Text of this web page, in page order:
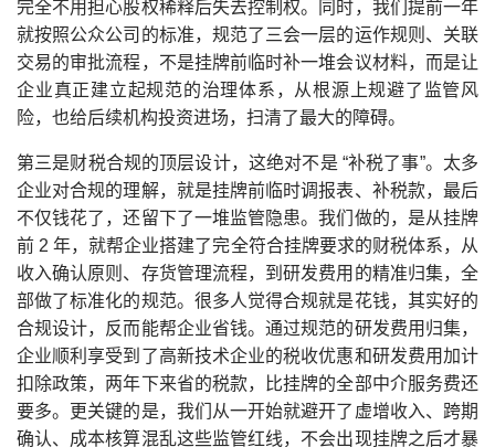
完全不用担心股权稀释后失去控制权。同时，我们提前一年
就按照公众公司的标准，规范了三会一层的运作规则、关联
交易的审批流程，不是挂牌前临时补一堆会议材料，而是让
企业真正建立起规范的治理体系，从根源上规避了监管风
险，也给后续机构投资进场，扫清了最大的障碍。
第三是财税合规的顶层设计，这绝对不是 “补税了事”。太多
企业对合规的理解，就是挂牌前临时调报表、补税款，最后
不仅钱花了，还留下了一堆监管隐患。我们做的，是从挂牌
前 2 年，就帮企业搭建了完全符合挂牌要求的财税体系，从
收入确认原则、存货管理流程，到研发费用的精准归集，全
部做了标准化的规范。很多人觉得合规就是花钱，其实好的
合规设计，反而能帮企业省钱。通过规范的研发费用归集，
企业顺利享受到了高新技术企业的税收优惠和研发费用加计
扣除政策，两年下来省的税款，比挂牌的全部中介服务费还
要多。更关键的是，我们从一开始就避开了虚增收入、跨期
确认、成本核算混乱这些监管红线，不会出现挂牌之后才暴